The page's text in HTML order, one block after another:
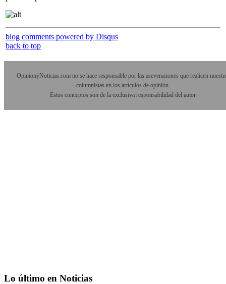
blog comments powered by Disqus
back to top
OpinionyNoticias.com no se hace responsable por las aseveraciones que realicen
columnistas en los artículos de opinión.
Estos conceptos son de la exclusiva responsabilidad del autor.
Lo último en Noticias